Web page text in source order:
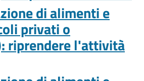
di alimenti e
privati o
riprendere l'attività